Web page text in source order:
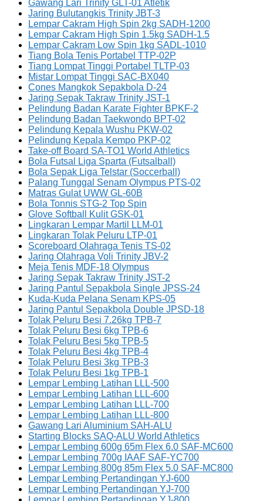
Gawang Lari Trinity GLT-01 Atletik
Jaring Bulutangkis Trinity JBT-3
Lempar Cakram High Spin 2kg SADH-1200
Lempar Cakram High Spin 1.5kg SADH-1.5
Lempar Cakram Low Spin 1kg SADL-1010
Tiang Bola Tenis Portabel TTP-02P
Tiang Lompat Tinggi Portabel TLTP-03
Mistar Lompat Tinggi SAC-BX040
Cones Mangkok Sepakbola D-24
Jaring Sepak Takraw Trinity JST-1
Pelindung Badan Karate Fighter BPKF-2
Pelindung Badan Taekwondo BPT-02
Pelindung Kepala Wushu PKW-02
Pelindung Kepala Kempo PKP-02
Take-off Board SA-TO1 World Athletics
Bola Futsal Liga Sparta (Futsalball)
Bola Sepak Liga Telstar (Soccerball)
Palang Tunggal Senam Olympus PTS-02
Matras Gulat UWW GL-60B
Bola Tonnis STG-2 Top Spin
Glove Softball Kulit GSK-01
Lingkaran Lempar Martil LLM-01
Lingkaran Tolak Peluru LTP-01
Scoreboard Olahraga Tenis TS-02
Jaring Olahraga Voli Trinity JBV-2
Meja Tenis MDF-18 Olympus
Jaring Sepak Takraw Trinity JST-2
Jaring Pantul Sepakbola Single JPSS-24
Kuda-Kuda Pelana Senam KPS-05
Jaring Pantul Sepakbola Double JPSD-18
Tolak Peluru Besi 7.26kg TPB-7
Tolak Peluru Besi 6kg TPB-6
Tolak Peluru Besi 5kg TPB-5
Tolak Peluru Besi 4kg TPB-4
Tolak Peluru Besi 3kg TPB-3
Tolak Peluru Besi 1kg TPB-1
Lempar Lembing Latihan LLL-500
Lempar Lembing Latihan LLL-600
Lempar Lembing Latihan LLL-700
Lempar Lembing Latihan LLL-800
Gawang Lari Aluminium SAH-ALU
Starting Blocks SAQ-ALU World Athletics
Lempar Lembing 600g 65m Flex 6.0 SAF-MC600
Lempar Lembing 700g IAAF SAF-YC700
Lempar Lembing 800g 85m Flex 5.0 SAF-MC800
Lempar Lembing Pertandingan YJ-600
Lempar Lembing Pertandingan YJ-700